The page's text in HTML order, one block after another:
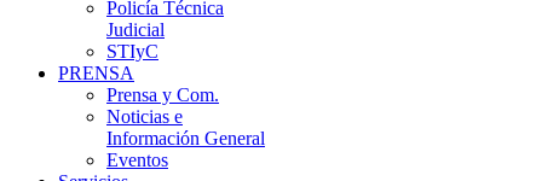
Policía Técnica
Judicial
STIyC
PRENSA
Prensa y Com.
Noticias e
Información General
Eventos